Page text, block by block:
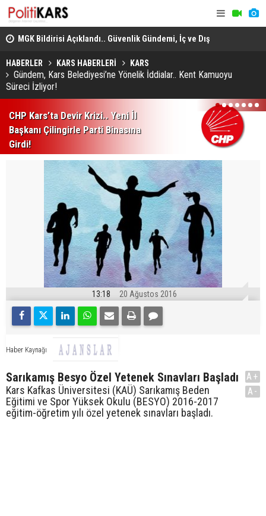
MGK Bildirisi Açıklandı.. Güvenlik Gündemi, İç ve Dış
Domuz Sanıp Ateş Etti, Babasının Ölümüne Neden Oldu
HABERLER KARS HABERLERİ KARS
Gündem, Kars Belediyesi’ne Yönelik İddialar.. Kent Kamuoyu
Süreci İzliyor!
CHP Kars’ta Devir Krizi.. Yeni İl
Başkanı Çilingirle Parti Binasına
Girdi!
1 2 3 4 5 6 7
13:18 20 Ağustos 2016
Haber Kaynağı
Sarıkamış Besyo Özel Yetenek Sınavları Başladı
Kars Kafkas Üniversitesi (KAÜ) Sarıkamış Beden
Eğitimi ve Spor Yüksek Okulu (BESYO) 2016-2017
eğitim-öğretim yılı özel yetenek sınavları başladı.
A+
A-